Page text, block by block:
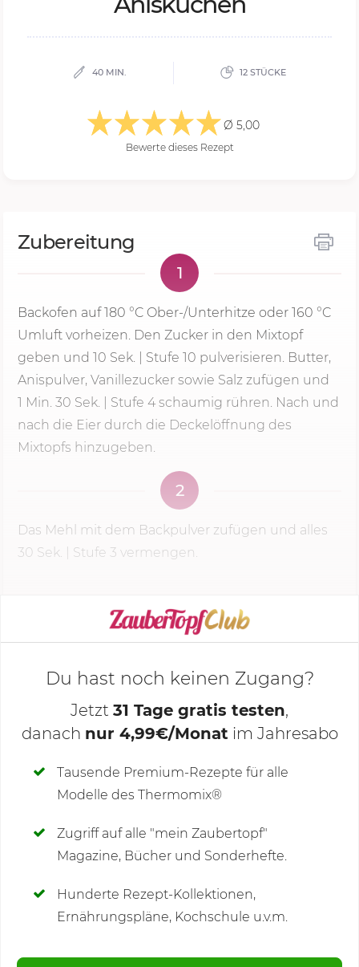
40 MIN. 12 STÜCKE
Ø 5,00
Bewerte dieses Rezept
Zubereitung
1
Backofen auf180 °C Ober-/Unterhitze oder 160 °C
Umluft vorheizen. Den Zucker in den Mixtopf
geben und 10 Sek.
| Stufe 10 pulverisieren. Butter,
Anispulver, Vanillezucker sowie Salz zufügen und
1 Min. 30 Sek. | Stufe 4 schaumig rühren. Nach und
nach die Eier durch die Deckelöffnung des
Mixtopfs hinzugeben.
2
Das Mehl mit dem Backpulver zufügen und alles
30 Sek.
Stufe 3 vermengen.
KOCHMODUS STARTEN
Deine Notizen
Du hast noch keinen Zugang?
Jetzt 31 Tage gratis testen,
danach nur 4,99€/Monat im Jahresabo
Tausende Premium-Rezepte für alle
Modelle des Thermomix®
Zugriff auf alle "mein Zaubertopf"
Magazine, Bücher und Sonderhefte.
Hunderte Rezept-Kollektionen,
Ernährungspläne, Kochschule u.v.m.
Kommentare(1)